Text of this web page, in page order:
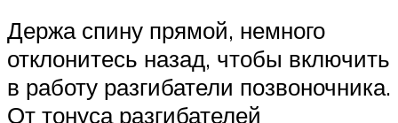
Держа спину прямой, немного
отклонитесь назад, чтобы включить
в работу разгибатели позвоночника.
От тонуса разгибателей